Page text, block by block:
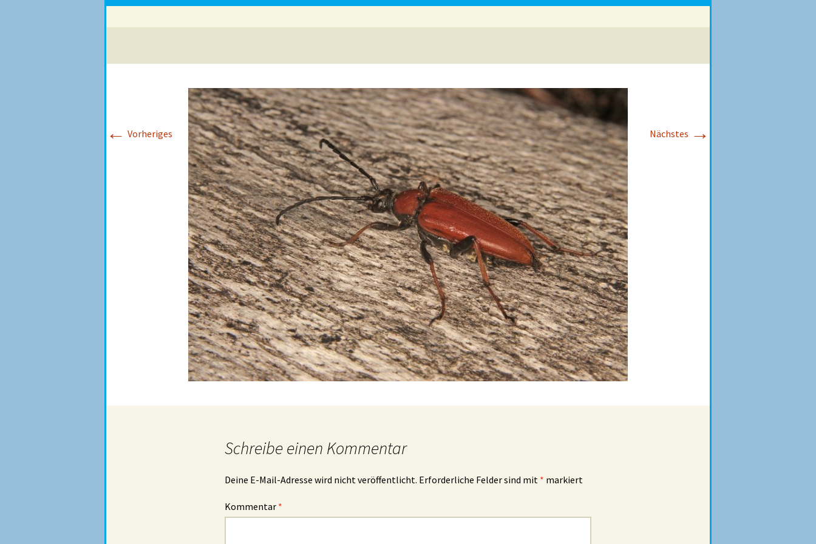
← Vorheriges Nächstes →
Schreibe einen Kommentar
Deine E-Mail-Adresse wird nicht veröffentlicht. Erforderliche Felder sind mit * markiert
Kommentar *